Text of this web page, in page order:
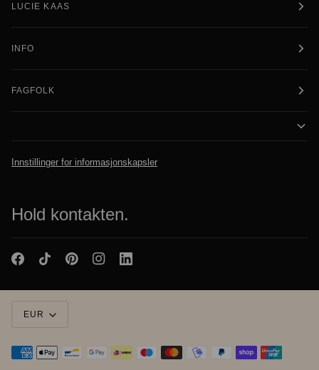
LUCIE KAAS
INFO
FAGFOLK
Innstillinger for informasjonskapsler
Hold kontakten.
EUR